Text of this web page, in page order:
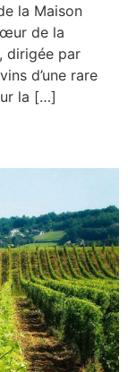
la Maison
de la
dirigée par
d’une rare
la […]